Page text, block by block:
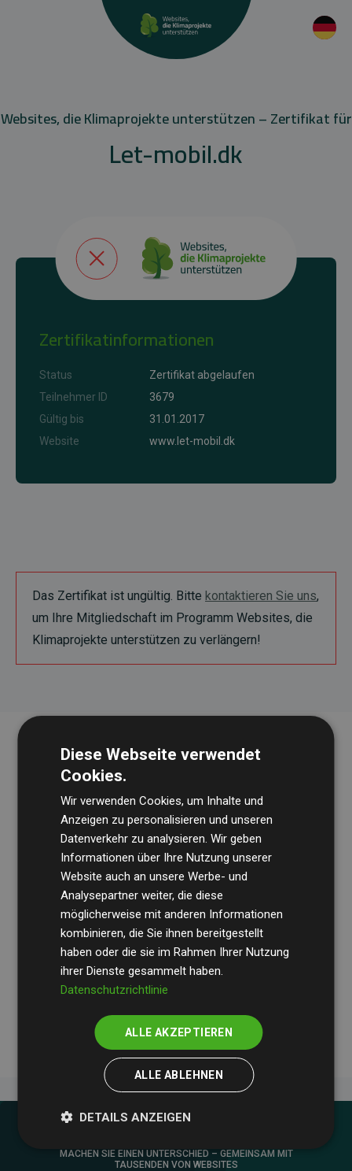
Websites, die Klimaprojekte unterstützen – Zertifikat für
Let-mobil.dk
Zertifikatinformationen
Status
Zertifikat abgelaufen
Teilnehmer ID
3679
Gültig bis
31.01.2017
Website
www.let-mobil.dk
Das Zertifikat ist ungültig. Bitte kontaktieren Sie uns,
um Ihre Mitgliedschaft im Programm Websites, die
Klimaprojekte unterstützen zu verlängern!
Die Wirtschaftsprüfungsgesellschaft BDOüberprüft
regelmäßig unsere Berechnungen und Methodik, um
Transparenz und Verlässlichkeit sicherzustellen.
Ihre Prüfungen belegen, dass unsere Investitionen in
Klimaschutzprojekte im Durchschnitt200 % der
geschätzten CO₂-Emissionender teilnehmenden
Websites kompensieren – ein klarer Nachweis für die
messbare Klimawirkung unseres Ansatzes.
MACHEN SIE EINEN UNTERSCHIED – GEMEINSAM MIT
TAUSENDEN VON WEBSITES
Diese Webseite verwendet
Cookies.
Wir verwenden Cookies, um Inhalte und
Anzeigen zu personalisieren und unseren
Datenverkehr zu analysieren. Wir geben
Informationen über Ihre Nutzung unserer
Website auch an unsere Werbe- und
Analysepartner weiter, die diese
möglicherweise mit anderen Informationen
kombinieren, die Sie ihnen bereitgestellt
haben oder die sie im Rahmen Ihrer Nutzung
ihrer Dienste gesammelt haben.
Datenschutzrichtlinie
ALLE AKZEPTIEREN
ALLE ABLEHNEN
DETAILS ANZEIGEN